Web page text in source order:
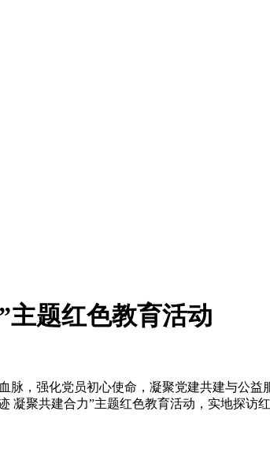
主题红色教育活动
脉，强化党员初心使命，凝聚党建共建与公
凝聚共建合力”主题红色教育活动，实地探访